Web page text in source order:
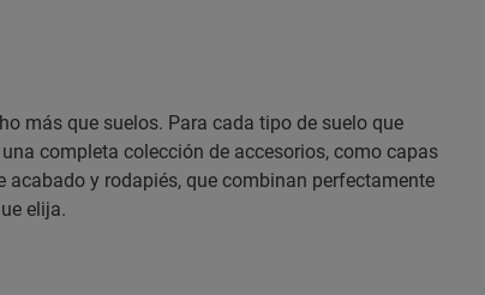
más que suelos. Para cada tipo de suelo que
completa colección de accesorios, como capas
acabado y rodapiés, que combinan perfectamente
elija.